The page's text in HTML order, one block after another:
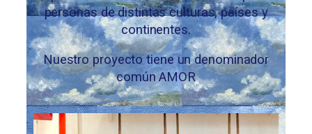
personas de distintas culturas, países y
continentes.
Nuestro proyecto tiene un denominador
común AMOR